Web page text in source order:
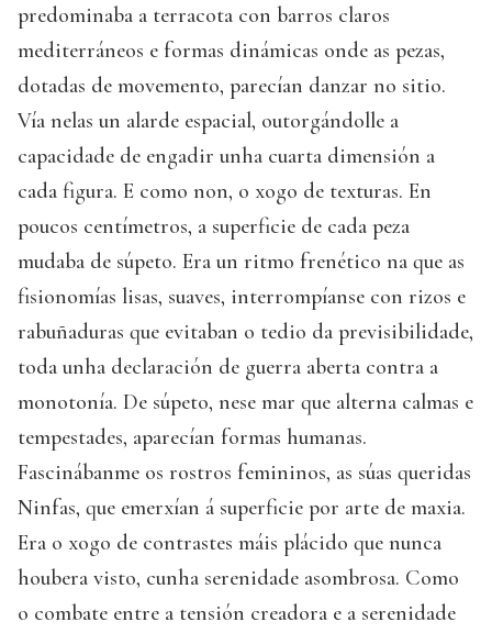
predominaba a terracota con barros claros
mediterráneos e formas dinámicas onde as pezas,
dotadas de movemento, parecían danzar no sitio.
Vía nelas un alarde espacial, outorgándolle a
capacidade de engadir unha cuarta dimensión a
cada figura. E como non, o xogo de texturas. En
poucos centímetros, a superficie de cada peza
mudaba de súpeto. Era un ritmo frenético na que as
fisionomías lisas, suaves, interrompíanse con rizos e
rabuñaduras que evitaban o tedio da previsibilidade,
toda unha declaración de guerra aberta contra a
monotonía. De súpeto, nese mar que alterna calmas e
tempestades, aparecían formas humanas.
Fascinábanme os rostros femininos, as súas queridas
Ninfas, que emerxían á superficie por arte de maxia.
Era o xogo de contrastes máis plácido que nunca
houbera visto, cunha serenidade asombrosa. Como
o combate entre a tensión creadora e a serenidade